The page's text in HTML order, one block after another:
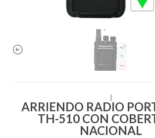
ARRIENDO RADIO
TH-510 CON
NACIONAL